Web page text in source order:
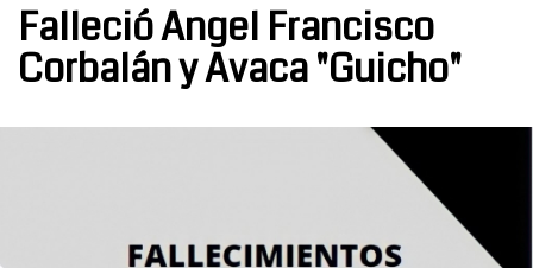
Falleció Angel Francisco
Corbalán y Avaca "Guicho"